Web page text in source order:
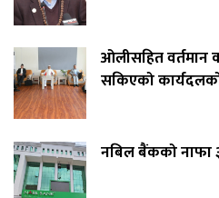
ओलीसहित वर्तमान
सकिएको
नबिल बैंकको नाफा